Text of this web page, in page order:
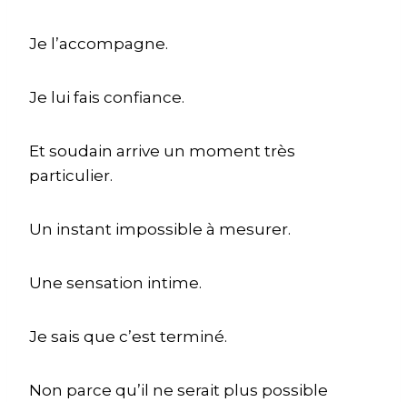
Je l’accompagne.
Je lui fais confiance.
Et soudain arrive un moment très
particulier.
Un instant impossible à mesurer.
Une sensation intime.
Je sais que c’est terminé.
Non parce qu’il ne serait plus possible